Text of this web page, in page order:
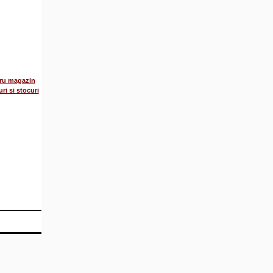
magazin
si stocuri